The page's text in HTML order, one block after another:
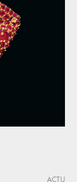
ACTU